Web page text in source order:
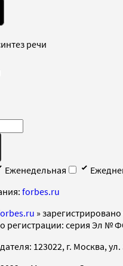
речи
Еженедельная
forbes.ru
»
регистрации: серия Эл №
123022, г. Москва,